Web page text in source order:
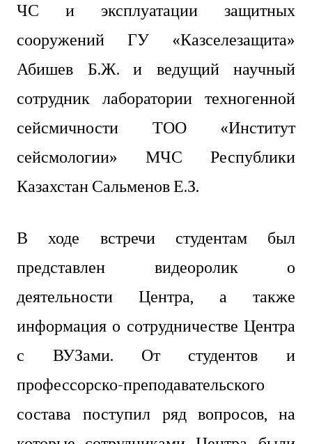
ЧС и эксплуатации защитных
сооружений ГУ «Казселезащита»
Абишев Б.Ж. и ведущий научный
сотрудник лаборатории техногенной
сейсмичности ТОО «Институт
сейсмологии» МЧС Республики
Казахстан Сальменов Е.З.
В ходе встречи студентам был
представлен видеоролик о
деятельности Центра, а также
информация о сотрудничестве Центра
с ВУЗами. От студентов и
профессорско-преподавательского
состава поступил ряд вопросов, на